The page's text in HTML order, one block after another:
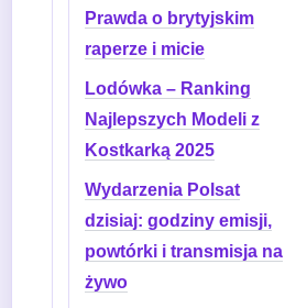
Prawda o brytyjskim
raperze i micie
Lodówka – Ranking
Najlepszych Modeli z
Kostkarką 2025
Wydarzenia Polsat
dzisiaj: godziny emisji,
powtórki i transmisja na
żywo